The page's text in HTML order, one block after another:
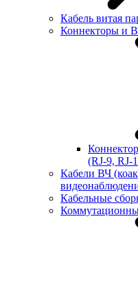
Кабель витая
Коннекторы и
(RJ-9, RJ-
Кабели ВЧ
Кабельные